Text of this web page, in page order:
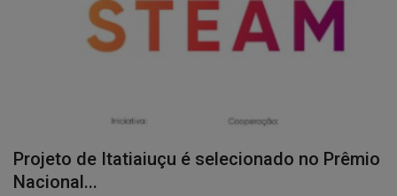
Projeto de Itatiaiuçu é selecionado no Prêmio
Nacional...